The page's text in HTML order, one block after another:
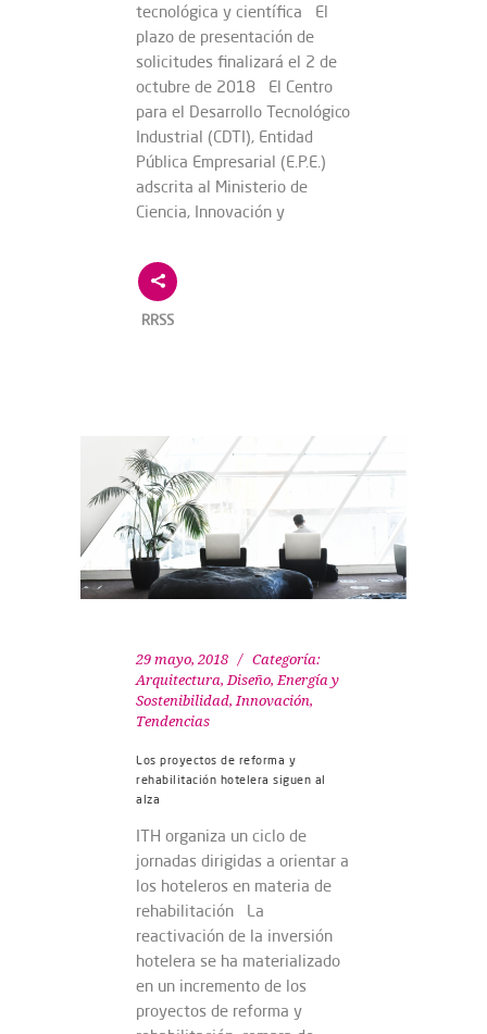
tecnológica y científica El
plazo de presentación de
solicitudes finalizará el 2 de
octubre de 2018 El Centro
para el Desarrollo Tecnológico
Industrial (CDTI), Entidad
Pública Empresarial (E.P.E.)
adscrita al Ministerio de
Ciencia, Innovación y
RRSS
29 mayo, 2018
Categoría:
Arquitectura, Diseño,Energía y
Sostenibilidad,Innovación,
Tendencias
Los proyectos de reforma y
rehabilitación hotelera siguen al
alza
ITH organiza un ciclo de
jornadas dirigidas a orientar a
los hoteleros en materia de
rehabilitación La
reactivación de la inversión
hotelera se ha materializado
en un incremento de los
proyectos de reforma y